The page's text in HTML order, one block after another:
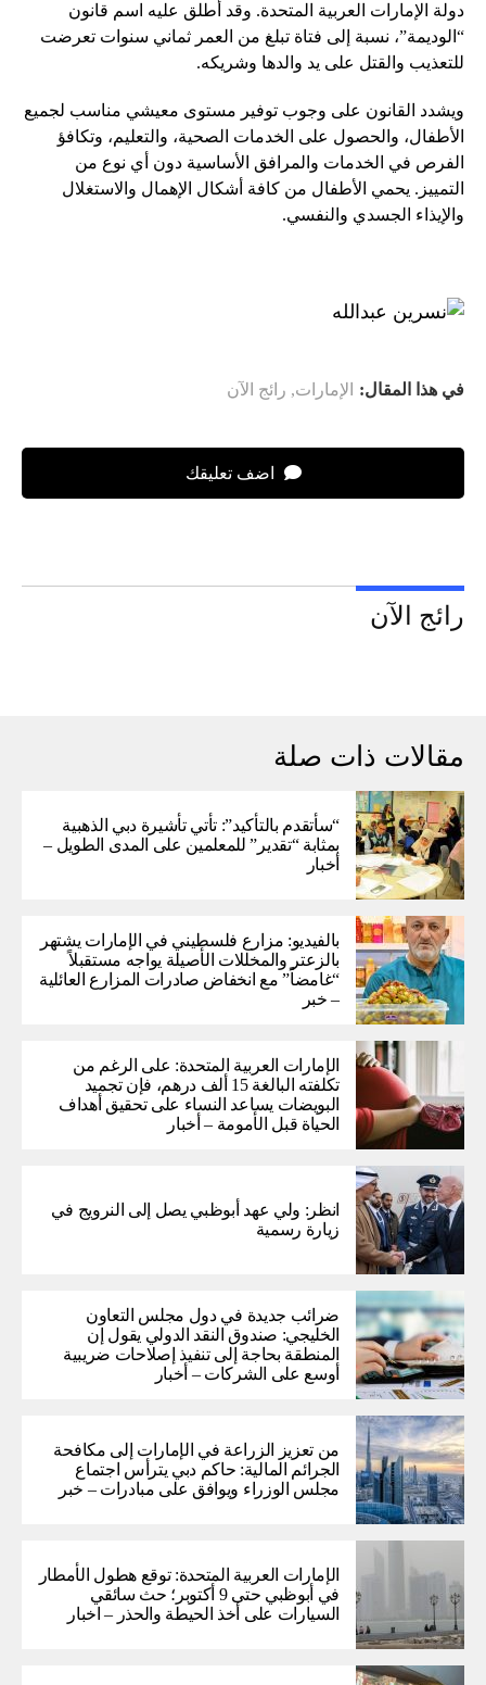
دولة الإمارات العربية المتحدة. وقد أطلق عليه اسم قانون
“الوديمة”، نسبة إلى فتاة تبلغ من العمر ثماني سنوات تعرضت
للتعذيب والقتل على يد والدها وشريكه.
ويشدد القانون على وجوب توفير مستوى معيشي مناسب لجميع
الأطفال، والحصول على الخدمات الصحية، والتعليم، وتكافؤ
الفرص في الخدمات والمرافق الأساسية دون أي نوع من
التمييز. يحمي الأطفال من كافة أشكال الإهمال والاستغلال
والإيذاء الجسدي والنفسي.
في هذا المقال: الإمارات, رائج الآن
اضف تعليقك
رائج الآن
مقالات ذات صلة
“سأتقدم بالتأكيد”: تأتي تأشيرة دبي الذهبية
بمثابة “تقدير” للمعلمين على المدى الطويل –
أخبار
بالفيديو: مزارع فلسطيني في الإمارات يشتهر
بالزعتر والمخللات الأصيلة يواجه مستقبلاً
“غامضاً” ​​مع انخفاض صادرات المزارع العائلية
– خبر
الإمارات العربية المتحدة: على الرغم من
تكلفته البالغة 15 ألف درهم، فإن تجميد
البويضات يساعد النساء على تحقيق أهداف
الحياة قبل الأمومة – أخبار
انظر: ولي عهد أبوظبي يصل إلى النرويج في
زيارة رسمية
ضرائب جديدة في دول مجلس التعاون
الخليجي: صندوق النقد الدولي يقول إن
المنطقة بحاجة إلى تنفيذ إصلاحات ضريبية
أوسع على الشركات – أخبار
من تعزيز الزراعة في الإمارات إلى مكافحة
الجرائم المالية: حاكم دبي يترأس اجتماع
مجلس الوزراء ويوافق على مبادرات – خبر
الإمارات العربية المتحدة: توقع هطول الأمطار
في أبوظبي حتى 9 أكتوبر؛ حث سائقي
السيارات على أخذ الحيطة والحذر – اخبار